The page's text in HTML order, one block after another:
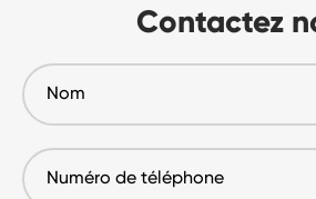
Contactez
Nom
Numéro
de